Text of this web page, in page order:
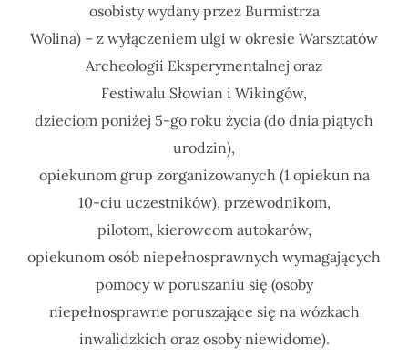
osobisty wydany przez Burmistrza
Wolina) – z wyłączeniem ulgi w okresie Warsztatów
Archeologii Eksperymentalnej oraz
Festiwalu Słowian i Wikingów,
dzieciom poniżej 5-go roku życia (do dnia piątych
urodzin),
opiekunom grup zorganizowanych (1 opiekun na
10-ciu uczestników), przewodnikom,
pilotom, kierowcom autokarów,
opiekunom osób niepełnosprawnych wymagających
pomocy w poruszaniu się (osoby
niepełnosprawne poruszające się na wózkach
inwalidzkich oraz osoby niewidome).